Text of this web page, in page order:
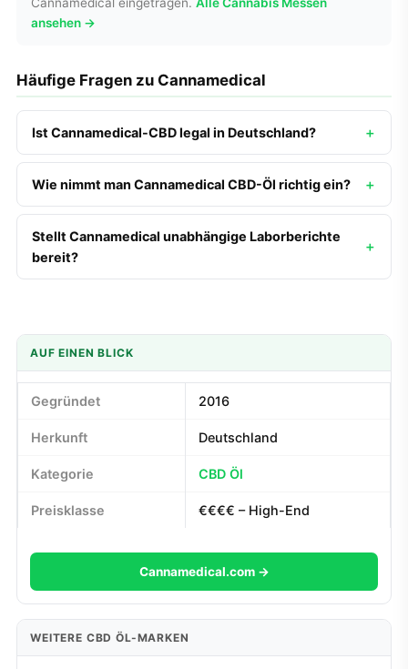
ansehen →
Häufige Fragen zu Cannamedical
Ist Cannamedical-CBD legal in Deutschland?
Wie nimmt man Cannamedical CBD-Öl richtig ein?
Stellt Cannamedical unabhängige Laborberichte
bereit?
AUF EINEN BLICK
Gegründet 2016
Herkunft Deutschland
Kategorie CBD Öl
Preisklasse €€€€ – High-End
Cannamedical.com →
WEITERE CBD ÖL-MARKEN